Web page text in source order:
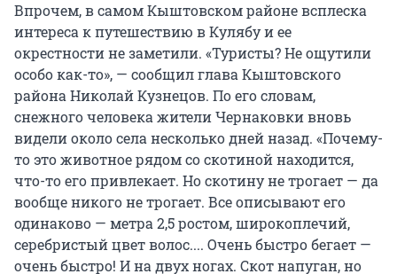
Впрочем, в самом Кыштовском районе всплеска
интереса к путешествию в Кулябу и ее
окрестности не заметили. «Туристы? Не ощутили
особо как-то», — сообщил глава Кыштовского
района Николай Кузнецов. По его словам,
снежного человека жители Чернаковки вновь
видели около села несколько дней назад. «Почему-
то это животное рядом со скотиной находится,
что-то его привлекает. Но скотину не трогает — да
вообще никого не трогает. Все описывают его
одинаково — метра 2,5 ростом, широкоплечий,
серебристый цвет волос.... Очень быстро бегает —
очень быстро! И на двух ногах. Скот напуган, но